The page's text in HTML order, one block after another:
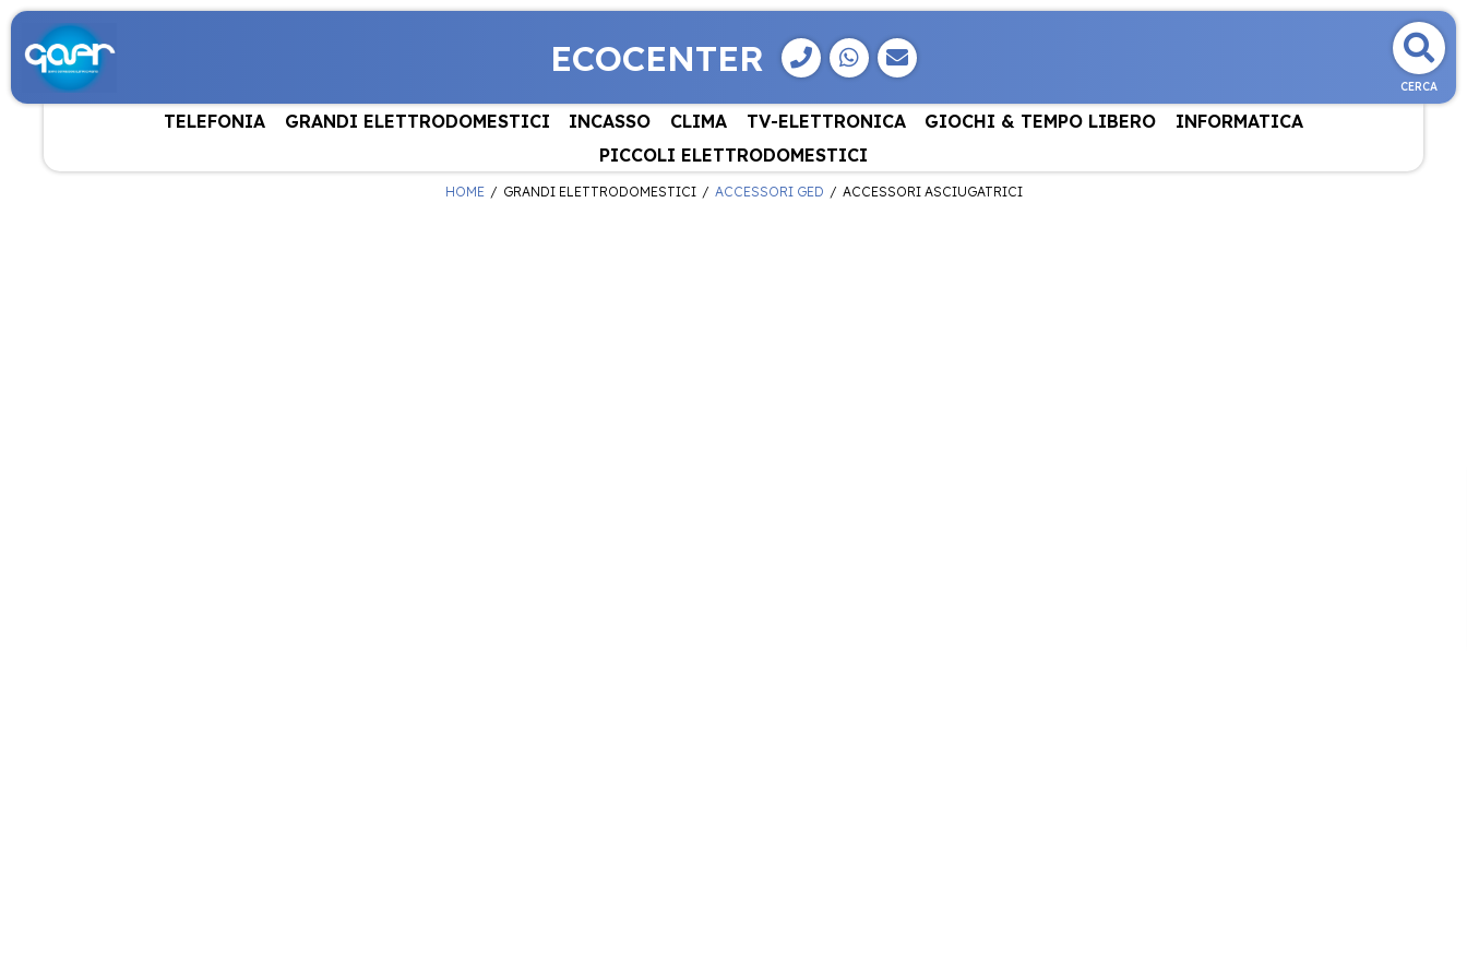
ECOCENTER
CERCA
TELEFONIA GRANDI ELETTRODOMESTICI INCASSO CLIMA TV-ELETTRONICA GIOCHI & TEMPO LIBERO
INFORMATICA
PICCOLI ELETTRODOMESTICI
HOME GRANDI ELETTRODOMESTICI ACCESSORI GED ACCESSORI ASCIUGATRICI